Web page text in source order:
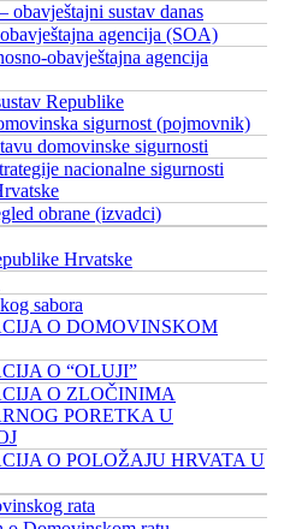
obavještajni sustav danas
agencija (SOA)
obavještajna agencija
Republike
sigurnost (pojmovnik)
domovinske sigurnosti
nacionalne sigurnosti
obrane (izvadci)
Hrvatske
sabora
O DOMOVINSKOM
O “OLUJI”
O ZLOČINIMA
PORETKA U
O POLOŽAJU HRVATA U
rata